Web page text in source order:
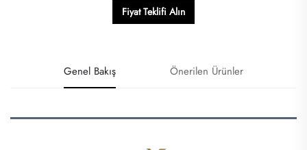
Fiyat Teklifi Alın
Genel Bakış Önerilen Ürünler